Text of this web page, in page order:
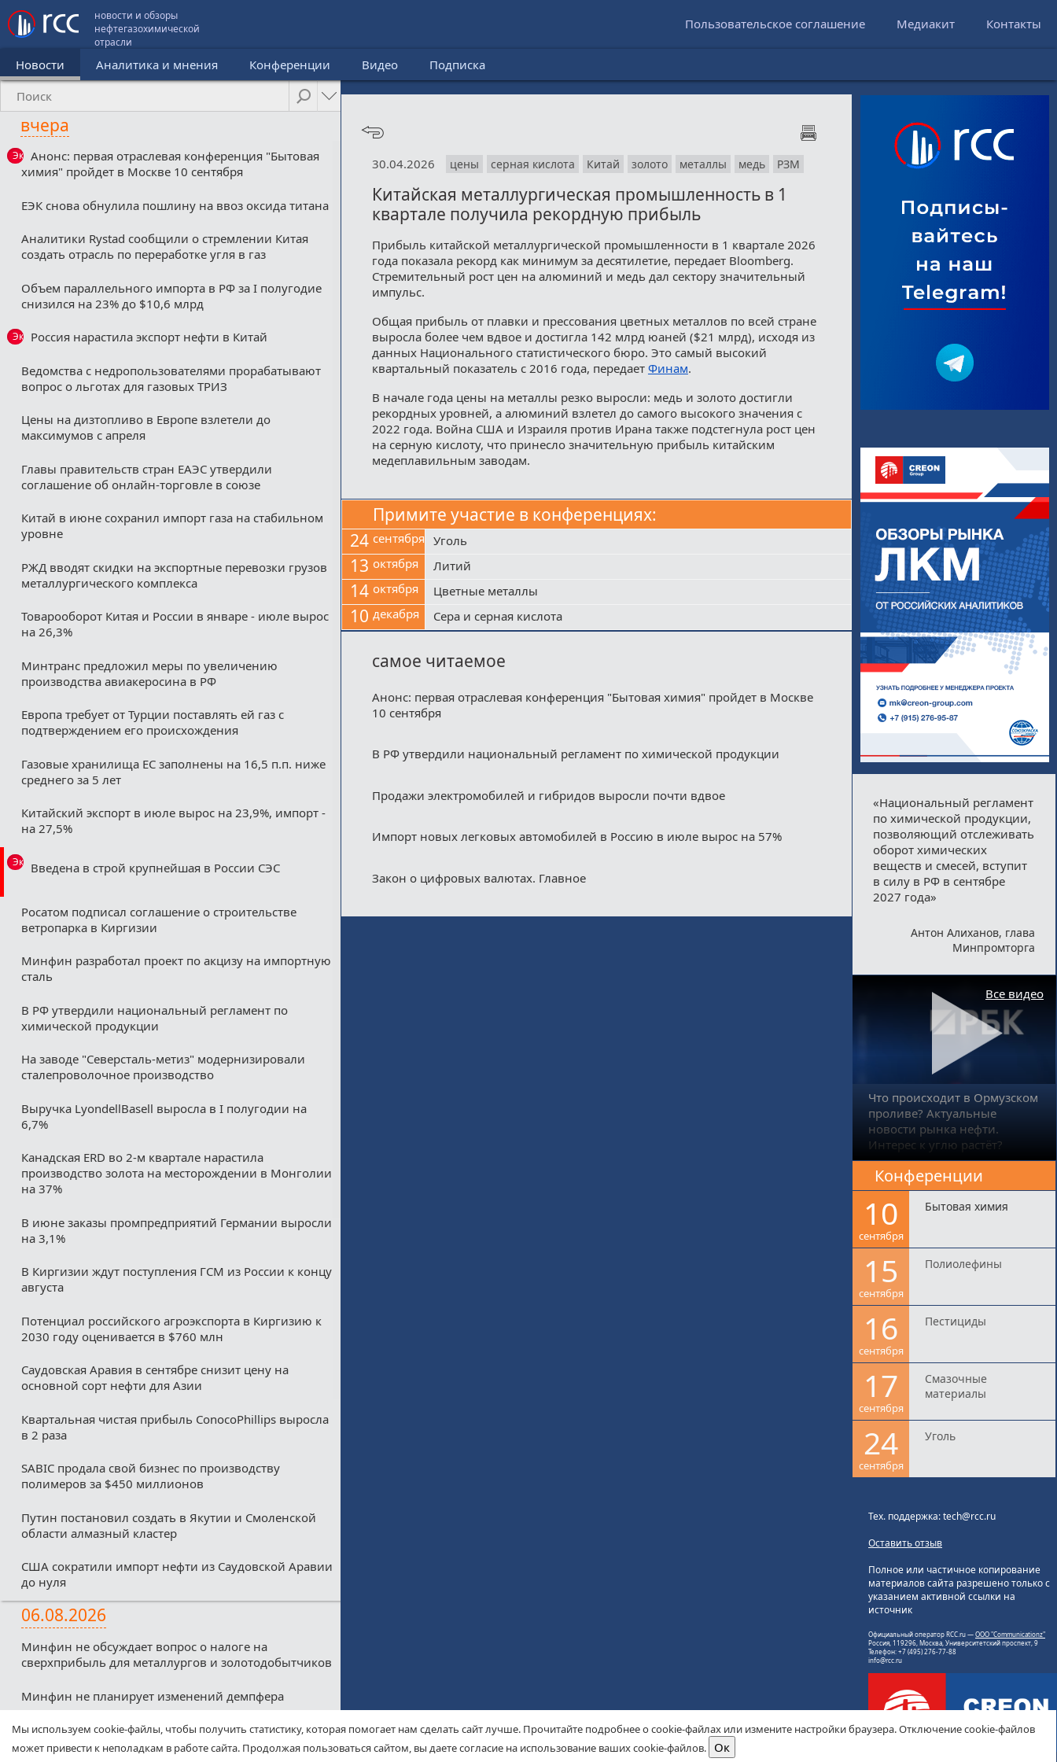
новости и обзоры
нефтегазохимической
отрасли
Пользовательское соглашение Медиакит Контакты
Новости Аналитика и мнения Конференции Видео Подписка
вчера
Эксклюзив
Анонс: первая отраслевая конференция "Бытовая
химия" пройдет в Москве 10 сентября
ЕЭК снова обнулила пошлину на ввоз оксида титана
Аналитики Rystad сообщили о стремлении Китая
создать отрасль по переработке угля в газ
Объем параллельного импорта в РФ за I полугодие
снизился на 23% до $10,6 млрд
Эксклюзив
Россия нарастила экспорт нефти в Китай
Ведомства с недропользователями прорабатывают
вопрос о льготах для газовых ТРИЗ
Цены на дизтопливо в Европе взлетели до
максимумов с апреля
Главы правительств стран ЕАЭС утвердили
соглашение об онлайн-торговле в союзе
Китай в июне сохранил импорт газа на стабильном
уровне
РЖД вводят скидки на экспортные перевозки грузов
металлургического комплекса
Товарооборот Китая и России в январе - июле вырос
на 26,3%
Минтранс предложил меры по увеличению
производства авиакеросина в РФ
Европа требует от Турции поставлять ей газ с
подтверждением его происхождения
Газовые хранилища ЕС заполнены на 16,5 п.п. ниже
среднего за 5 лет
Китайский экспорт в июле вырос на 23,9%, импорт -
на 27,5%
Эксклюзив
Введена в строй крупнейшая в России СЭС
Росатом подписал соглашение о строительстве
ветропарка в Киргизии
Минфин разработал проект по акцизу на импортную
сталь
В РФ утвердили национальный регламент по
химической продукции
На заводе "Северсталь-метиз" модернизировали
сталепроволочное производство
Выручка LyondellBasell выросла в I полугодии на
6,7%
Канадская ERD во 2-м квартале нарастила
производство золота на месторождении в Монголии
на 37%
В июне заказы промпредприятий Германии выросли
на 3,1%
В Киргизии ждут поступления ГСМ из России к концу
августа
Потенциал российского агроэкспорта в Киргизию к
2030 году оценивается в $760 млн
Саудовская Аравия в сентябре снизит цену на
основной сорт нефти для Азии
Квартальная чистая прибыль ConocoPhillips выросла
в 2 раза
SABIC продала свой бизнес по производству
полимеров за $450 миллионов
Путин постановил создать в Якутии и Смоленской
области алмазный кластер
США сократили импорт нефти из Саудовской Аравии
до нуля
06.08.2026
Минфин не обсуждает вопрос о налоге на
сверхприбыль для металлургов и золотодобытчиков
Минфин не планирует изменений демпфера
Минфин против любых налоговых льгот для малых
нефтекомпаний из-за дефицитного бюджета
30.04.2026 цены серная кислота Китай золото металлы медь РЗМ
Китайская металлургическая промышленность в 1
квартале получила рекордную прибыль
Прибыль китайской металлургической промышленности в 1 квартале 2026
года показала рекорд как минимум за десятилетие, передает Bloomberg.
Cтремительный рост цен на алюминий и медь дал сектору значительный
импульс.
Общая прибыль от плавки и прессования цветных металлов по всей стране
выросла более чем вдвое и достигла 142 млрд юаней ($21 млрд), исходя из
данных Национального статистического бюро. Это самый высокий
квартальный показатель с 2016 года, передает Финам.
В начале года цены на металлы резко выросли: медь и золото достигли
рекордных уровней, а алюминий взлетел до самого высокого значения с
2022 года. Война США и Израиля против Ирана также подстегнула рост цен
на серную кислоту, что принесло значительную прибыль китайским
медеплавильным заводам.
Примите участие в конференциях:
24 сентября Уголь
13 октября Литий
14 октября Цветные металлы
10 декабря Сера и серная кислота
самое читаемое
Анонс: первая отраслевая конференция "Бытовая химия" пройдет в Москве
10 сентября
В РФ утвердили национальный регламент по химической продукции
Продажи электромобилей и гибридов выросли почти вдвое
Импорт новых легковых автомобилей в Россию в июле вырос на 57%
Закон о цифровых валютах. Главное
«Национальный регламент
по химической продукции,
позволяющий отслеживать
оборот химических
веществ и смесей, вступит
в силу в РФ в сентябре
2027 года»
Антон Алиханов, глава
Минпромторга
Что происходит в Ормузском
проливе? Актуальные
новости рынка нефти.
Интерес к углю растёт?
Все видео
Конференции
10
сентября
Бытовая химия
15
сентября
Полиолефины
16
сентября
Пестициды
17
сентября
Смазочные
материалы
24
сентября
Уголь
Тех. поддержка: tech@rcc.ru
Оставить отзыв
Полное или частичное копирование
материалов сайта разрешено только с
указанием активной ссылки на
источник
Официальный оператор RCC.ru —ООО "Communicationz"
Россия, 119296, Москва, Университетский проспект, 9
Телефон: +7 (495) 276-77-88
info@rcc.ru
Мы используем cookie-файлы, чтобы получить статистику, которая помогает нам сделать сайт лучше. Прочитайте подробнее о cookie-файлах или измените настройки браузера. Отключение cookie-файлов
может привести к неполадкам в работе сайта. Продолжая пользоваться сайтом, вы даете согласие на использование ваших cookie-файлов.